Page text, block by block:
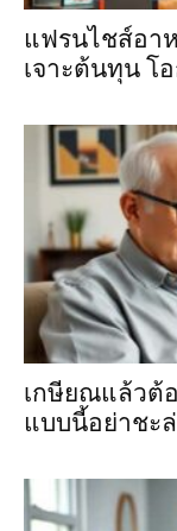
แฟรนไชส์อา
เจาะต้นทุน โ
เกษียณแล้วต้
แบบนี้อย่าชะ